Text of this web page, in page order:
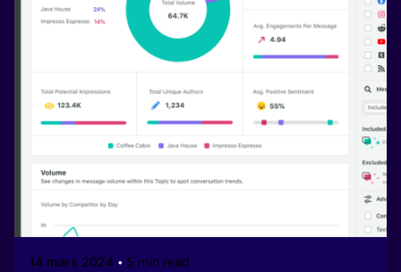
14 mars 2024 5 min read